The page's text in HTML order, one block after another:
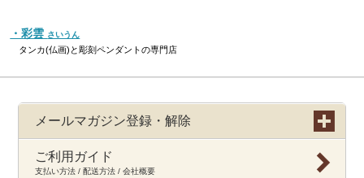
・彩雲 さいうん
タンカ(仏画)と彫刻ペンダントの専門店
メールマガジン登録・解除
ご利用ガイド
支払い方法 / 配送方法 / 会社概要